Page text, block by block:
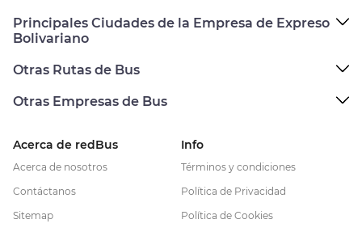
Principales Ciudades de la Empresa de Expreso
Bolivariano
Otras Rutas de Bus
Otras Empresas de Bus
Acerca de redBus
Acerca de nosotros
Contáctanos
Sitemap
Info
Términos y condiciones
Política de Privacidad
Política de Cookies